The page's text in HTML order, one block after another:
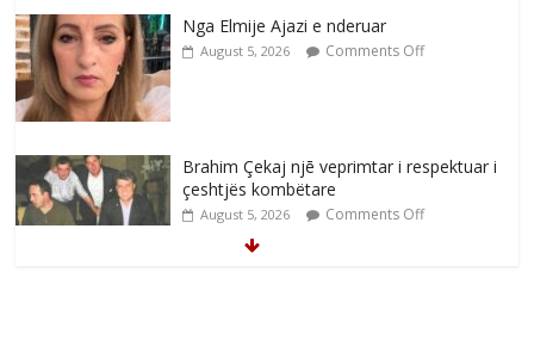
Nga Elmije Ajazi e nderuar
August 5, 2026 Comments Off
Brahim Çekaj njē veprimtar i respektuar i
çeshtjës kombëtare
August 5, 2026 Comments Off